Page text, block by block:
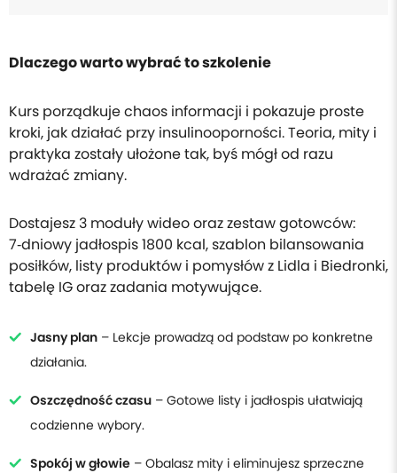
Dlaczego warto wybrać to szkolenie
Kurs porządkuje chaos informacji i pokazuje proste
kroki, jak działać przy insulinooporności. Teoria, mity i
praktyka zostały ułożone tak, byś mógł od razu
wdrażać zmiany.
Dostajesz 3 moduły wideo oraz zestaw gotowców:
7‑dniowy jadłospis 1800 kcal, szablon bilansowania
posiłków, listy produktów i pomysłów z Lidla i Biedronki,
tabelę IG oraz zadania motywujące.
Jasny plan – Lekcje prowadzą od podstaw po konkretne
działania.
Oszczędność czasu – Gotowe listy i jadłospis ułatwiają
codzienne wybory.
Spokój w głowie – Obalasz mity i eliminujesz sprzeczne